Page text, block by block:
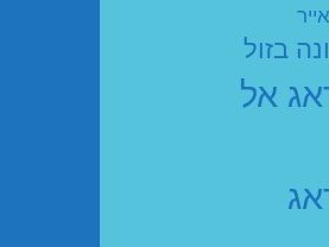
בזול
אל